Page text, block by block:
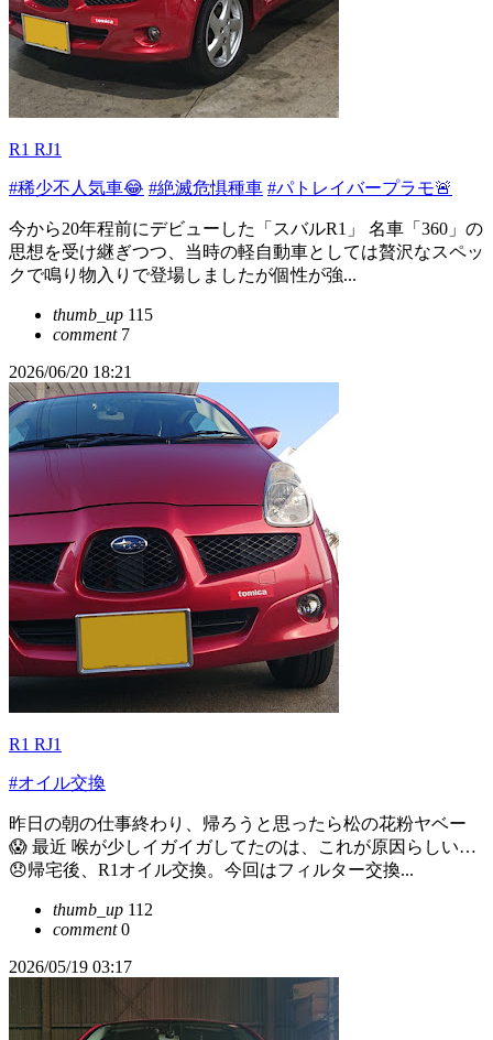
R1 RJ1
#稀少不人気車😂 #絶滅危惧種車 #パトレイバープラモ🚨
今から20年程前にデビューした「スバルR1」 名車「360」の
思想を受け継ぎつつ、当時の軽自動車としては贅沢なスペッ
クで鳴り物入りで登場しましたが個性が強...
thumb_up 115
comment7
2026/06/20 18:21
R1 RJ1
#オイル交換
昨日の朝の仕事終わり、帰ろうと思ったら松の花粉ヤベー
😱 最近 喉が少しイガイガしてたのは、これが原因らしい…
😞帰宅後、R1オイル交換。今回はフィルター交換...
thumb_up 112
comment0
2026/05/19 03:17